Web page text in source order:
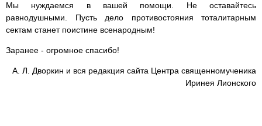
Мы нуждаемся в вашей помощи. Не оставайтесь
равнодушными. Пусть дело противостояния тоталитарным
сектам станет поистине всенародным!
Заранее - огромное спасибо!
А. Л. Дворкин и вся редакция сайта Центра священномученика
Иринея Лионского